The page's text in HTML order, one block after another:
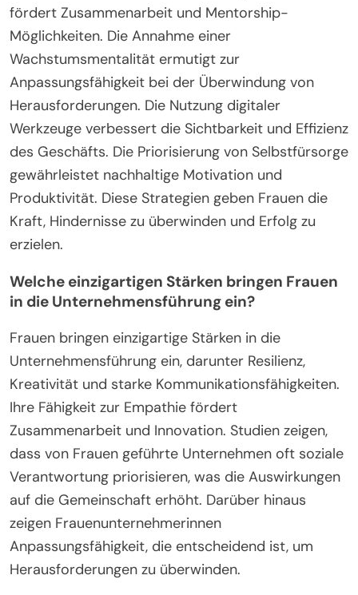
fördert Zusammenarbeit und Mentorship-
Möglichkeiten. Die Annahme einer
Wachstumsmentalität ermutigt zur
Anpassungsfähigkeit bei der Überwindung von
Herausforderungen. Die Nutzung digitaler
Werkzeuge verbessert die Sichtbarkeit und Effizienz
des Geschäfts. Die Priorisierung von Selbstfürsorge
gewährleistet nachhaltige Motivation und
Produktivität. Diese Strategien geben Frauen die
Kraft, Hindernisse zu überwinden und Erfolg zu
erzielen.
Welche einzigartigen Stärken bringen Frauen
in die Unternehmensführung ein?
Frauen bringen einzigartige Stärken in die
Unternehmensführung ein, darunter Resilienz,
Kreativität und starke Kommunikationsfähigkeiten.
Ihre Fähigkeit zur Empathie fördert
Zusammenarbeit und Innovation. Studien zeigen,
dass von Frauen geführte Unternehmen oft soziale
Verantwortung priorisieren, was die Auswirkungen
auf die Gemeinschaft erhöht. Darüber hinaus
zeigen Frauenunternehmerinnen
Anpassungsfähigkeit, die entscheidend ist, um
Herausforderungen zu überwinden.